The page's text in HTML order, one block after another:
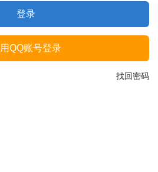
登录
QQ账号登录
找回密码